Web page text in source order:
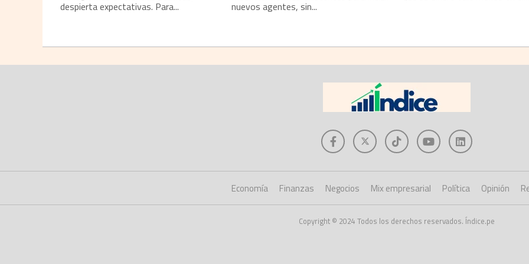
despierta expectativas. Para...
nuevos agentes, sin...
Economía Finanzas Negocios Mix empresarial Política Opinión
Copyright © 2024 Todos los derechos reservados. Índice.pe